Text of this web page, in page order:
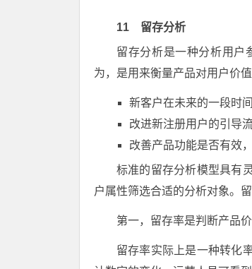
11 留存分析
留存分析是一种分析用户
为，是用来衡量产品对用户价
新客户在未来的一段时
改进新注册用户的引导
改善产品功能是否有效
标准的留存分析模型具有
户属性筛选合适的分析对象。
第一，留存率是判断产品
留存率实际上是一种转化